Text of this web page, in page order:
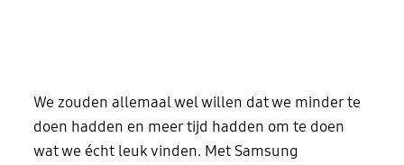
We zouden allemaal wel willen dat we minder te
doen hadden en meer tijd hadden om te doen
wat we écht leuk vinden. Met Samsung